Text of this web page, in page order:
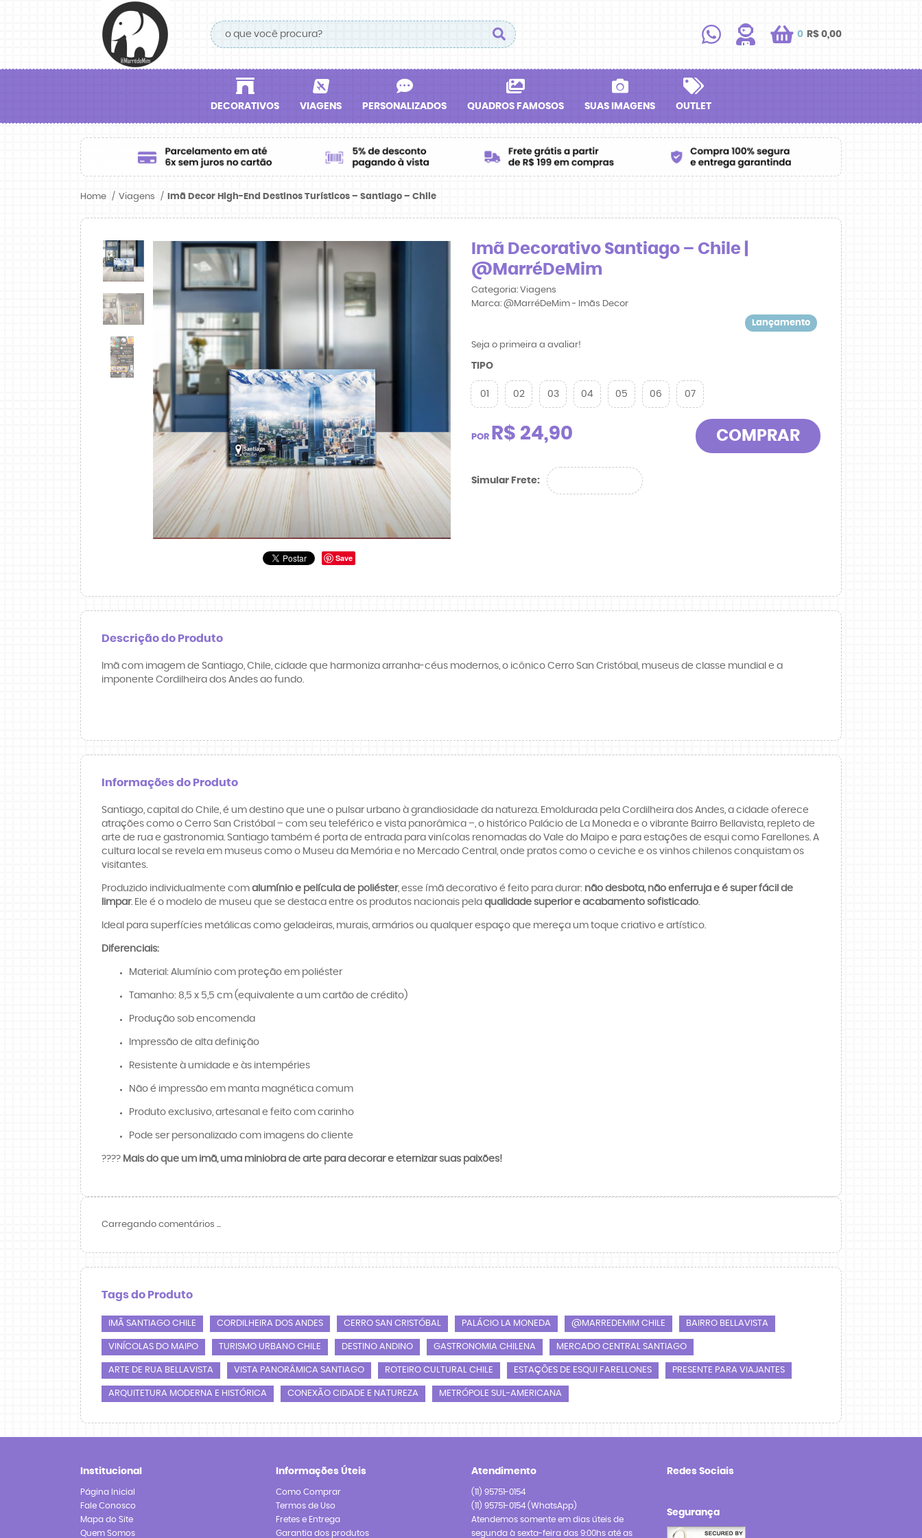
0 R$ 0,00
DECORATIVOS VIAGENS PERSONALIZADOS QUADROS FAMOSOS SUAS IMAGENS OUTLET
Home Viagens Imã Decor High-End Destinos Turísticos – Santiago – Chile
Save
Imã Decorativo Santiago – Chile |
@MarréDeMim
Categoria: Viagens
Marca: @MarréDeMim - Imãs Decor
Lançamento
Seja o primeira a avaliar!
TIPO
01 02 03 04 05 06 07
POR R$ 24,90 COMPRAR
Simular Frete:
Descrição do Produto
Imã com imagem de Santiago, Chile, cidade que harmoniza arranha-céus modernos, o icônico Cerro San Cristóbal, museus de classe mundial e a
imponente Cordilheira dos Andes ao fundo.
Informações do Produto
Santiago, capital do Chile, é um destino que une o pulsar urbano à grandiosidade da natureza. Emoldurada pela Cordilheira dos Andes, a cidade oferece
atrações como o Cerro San Cristóbal – com seu teleférico e vista panorâmica –, o histórico Palácio de La Moneda e o vibrante Bairro Bellavista, repleto de
arte de rua e gastronomia. Santiago também é porta de entrada para vinícolas renomadas do Vale do Maipo e para estações de esqui como Farellones. A
cultura local se revela em museus como o Museu da Memória e no Mercado Central, onde pratos como o ceviche e os vinhos chilenos conquistam os
visitantes.
Produzido individualmente com alumínio e película de poliéster, esse ímã decorativo é feito para durar: não desbota, não enferruja e é super fácil de
limpar. Ele é o modelo de museu que se destaca entre os produtos nacionais pela qualidade superior e acabamento sofisticado.
Ideal para superfícies metálicas como geladeiras, murais, armários ou qualquer espaço que mereça um toque criativo e artístico.
Diferenciais:
Material: Alumínio com proteção em poliéster
Tamanho: 8,5 x 5,5 cm (equivalente a um cartão de crédito)
Produção sob encomenda
Impressão de alta definição
Resistente à umidade e às intempéries
Não é impressão em manta magnética comum
Produto exclusivo, artesanal e feito com carinho
Pode ser personalizado com imagens do cliente
????️ Mais do que um imã, uma miniobra de arte para decorar e eternizar suas paixões!
Carregando comentários ...
Tags do Produto
IMÃ SANTIAGO CHILE CORDILHEIRA DOS ANDES CERRO SAN CRISTÓBAL PALÁCIO LA MONEDA @MARREDEMIM CHILE BAIRRO BELLAVISTA
VINÍCOLAS DO MAIPO TURISMO URBANO CHILE DESTINO ANDINO GASTRONOMIA CHILENA MERCADO CENTRAL SANTIAGO
ARTE DE RUA BELLAVISTA VISTA PANORÂMICA SANTIAGO ROTEIRO CULTURAL CHILE ESTAÇÕES DE ESQUI FARELLONES PRESENTE PARA VIAJANTES
ARQUITETURA MODERNA E HISTÓRICA CONEXÃO CIDADE E NATUREZA METRÓPOLE SUL-AMERICANA
Institucional
Página Inicial
Fale Conosco
Mapa do Site
Quem Somos
Informações Úteis
Como Comprar
Termos de Uso
Fretes e Entrega
Garantia dos produtos
Atendimento
(11) 95751-0154
(11) 95751-0154 (WhatsApp)
Atendemos somente em dias úteis de
segunda à sexta-feira das 9:00hs até as
Redes Sociais
Segurança